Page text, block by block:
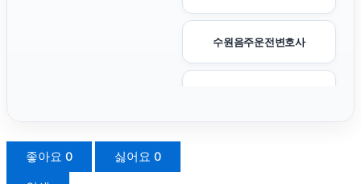
수원음주운전변호사
좋아요 0 싫어요 0